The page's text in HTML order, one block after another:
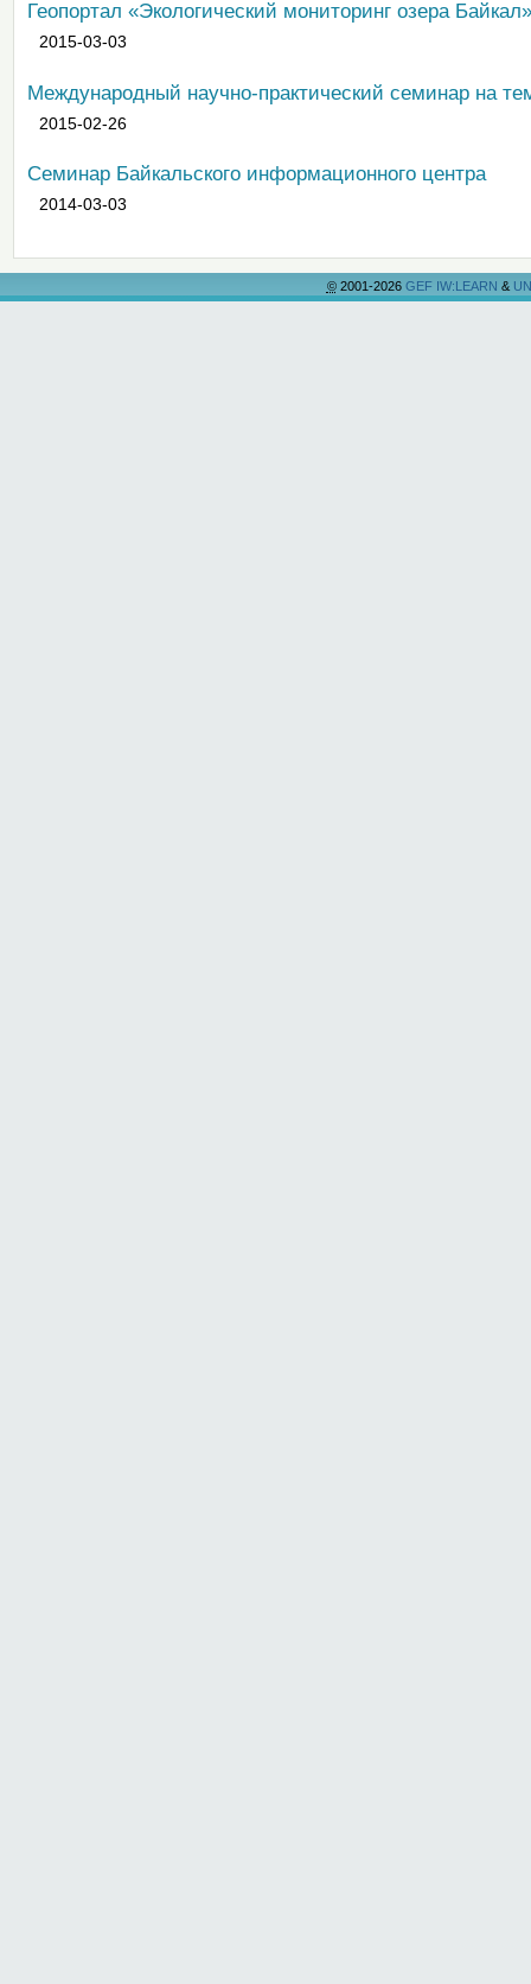
Геопортал «Экологический мониторинг озера
2015-03-03
Международный научно-практический семинар на
2015-02-26
Семинар Байкальского информационного центра
2014-03-03
©2001-2026 GEF IW:LEARN &